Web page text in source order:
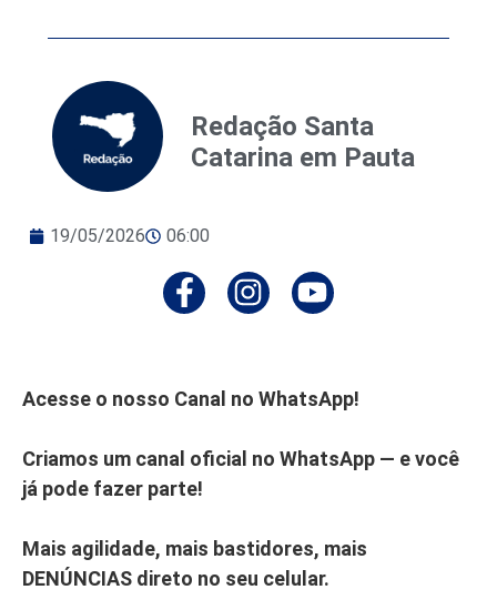
Redação Santa
Catarina em Pauta
19/05/2026 06:00
Acesse o nosso Canal no WhatsApp!
Criamos um canal oficial no WhatsApp — e você
já pode fazer parte!
Mais agilidade, mais bastidores, mais
DENÚNCIAS direto no seu celular.